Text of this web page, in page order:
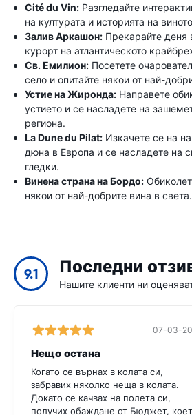
Cité du Vin: Разгледайте
на културата и историята на
Залив Аркашон: Прекарайте деня
курорт на атлантическото
Св. Емилион: Посетете
село и опитайте някои от най-
Устие на Жиронда: Направете
устието и се насладете на
региона.
La Dune du Pilat: Изкачете се на
дюна в Европа и се насладете на
гледки.
Винена страна на Бордо:
някои от най-добрите вина в света.
9.1 Последни
Нашите клиенти ни
07-03-
Нещо остана
Когато се върнах в колата си,
забравих няколко неща в колата.
Докато се качвах на полета си,
получих обаждане от Бюджет,